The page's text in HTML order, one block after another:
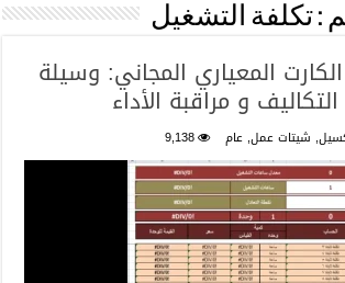
:تكلفة التشغيل
المعياري المجاني: وسيلة
و مراقبة الأداء
, شيتات عمل, عام 9,138